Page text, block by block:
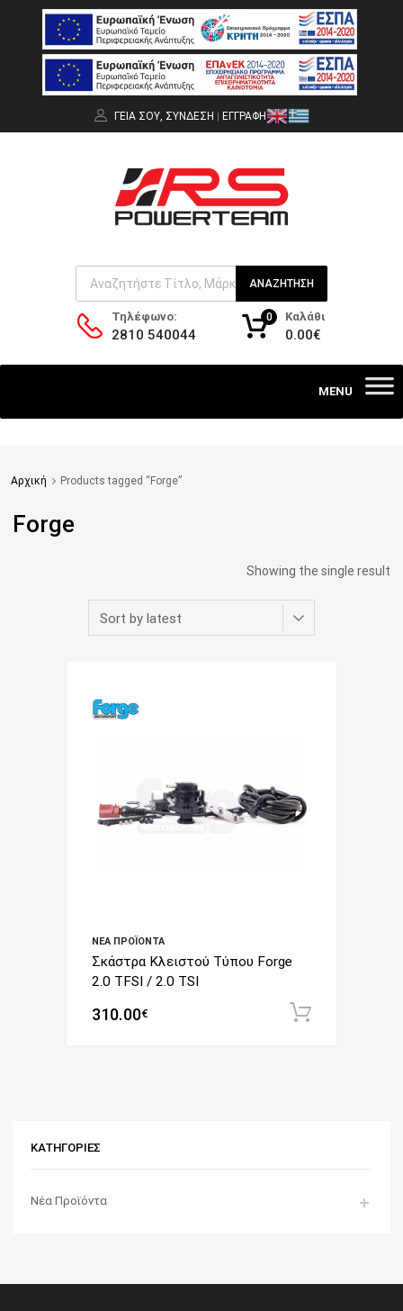
ΓΕΙΑ ΣΟΥ, ΣΎΝΔΕΣΗ ΕΓΓΡΑΦΉ
ΑΝΑΖΉΤΗΣΗ
Τηλέφωνο:
2810 540044
Καλάθι
0.00€
0
Αρχική Products tagged “Forge”
Forge
Showing the single result
ΝΈΑ ΠΡΟΪΌΝΤΑ
Σκάστρα Κλειστού Τύπου Forge
2.0 TFSI / 2.0 TSI
310.00€
ΚΑΤΗΓΟΡΊΕΣ
Νέα Προϊόντα